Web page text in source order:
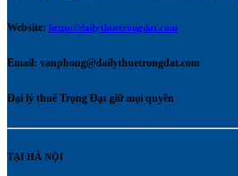
Website: https://dailythuetrongdat.com
Email: vanphong@dailythuetrongdat.com
Đại lý thuế Trọng Đạt giữ mọi quyền
TẠI HÀ NỘI